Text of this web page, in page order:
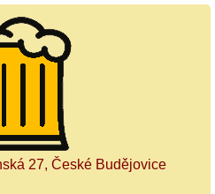
27, České Budějovice